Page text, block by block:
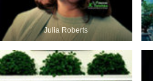
Julia Roberts